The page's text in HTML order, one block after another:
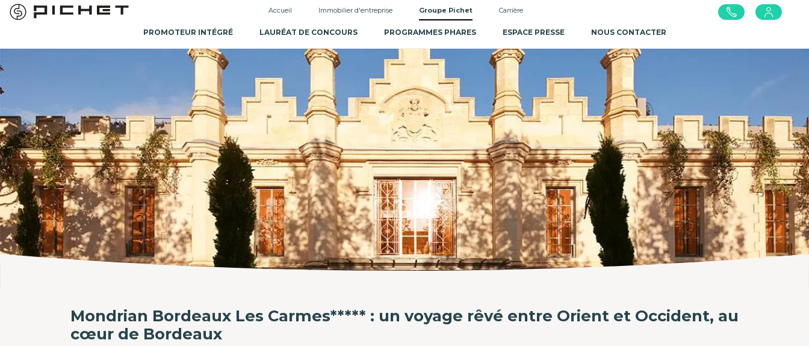
Accueil Immobilier d'entreprise Groupe Pichet Carrière
PROMOTEUR INTÉGRÉ LAURÉAT DE CONCOURS PROGRAMMES PHARES ESPACE PRESSE NOUS CONTACTER
Mondrian Bordeaux Les Carmes***** : un voyage rêvé entre Orient et Occident, au
cœur de Bordeaux